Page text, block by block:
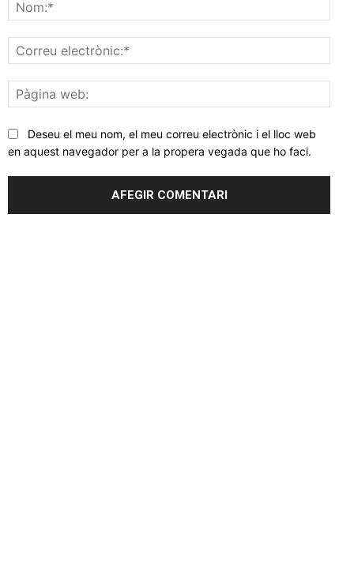
web:
Deseu el meu nom, el meu correu electrònic i el lloc web
en aquest navegador per a la propera vegada que ho faci.